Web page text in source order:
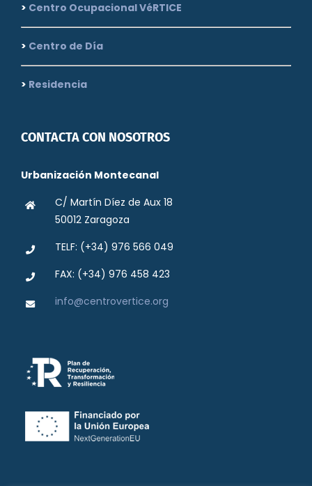
> Centro Ocupacional VéRTICE
> Centro de Día
> Residencia
CONTACTA CON NOSOTROS
Urbanización Montecanal
C/ Martín Díez de Aux 18
50012 Zaragoza
TELF: (+34) 976 566 049
FAX: (+34) 976 458 423
info@centrovertice.org